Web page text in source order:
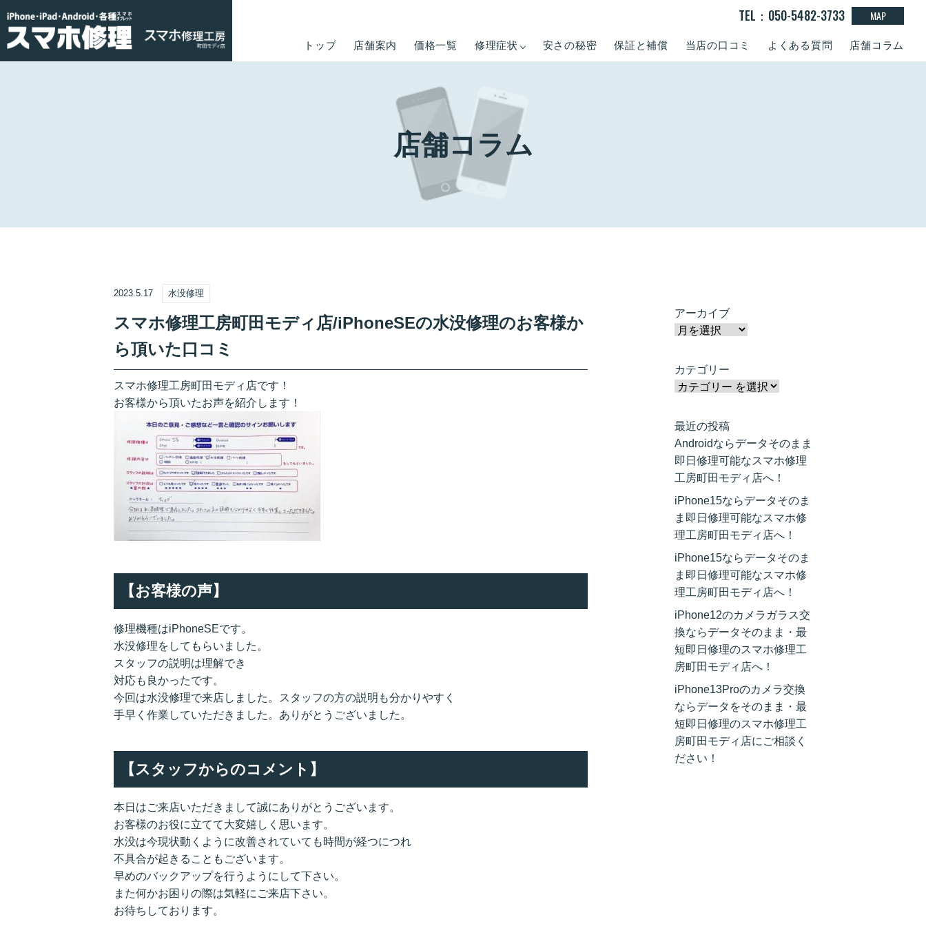
トップ 店舗案内 価格一覧 修理症状 安さの秘密 保証と補償 当店の口コミ よくある質問 店舗コラム
TEL：050-5482-3733 MAP
店舗コラム
2023.5.17 水没修理
スマホ修理工房町田モディ店/iPhoneSEの水没修理のお客様か
ら頂いた口コミ
スマホ修理工房町田モディ店です！
お客様から頂いたお声を紹介します！
【お客様の声】
修理機種はiPhoneSEです。
水没修理をしてもらいました。
スタッフの説明は理解でき
対応も良かったです。
今回は水没修理で来店しました。スタッフの方の説明も分かりやすく
手早く作業していただきました。ありがとうございました。
【スタッフからのコメント】
本日はご来店いただきまして誠にありがとうございます。
お客様のお役に立てて大変嬉しく思います。
水没は今現状動くように改善されていても時間が経つにつれ
不具合が起きることもございます。
早めのバックアップを行うようにして下さい。
また何かお困りの際は気軽にご来店下さい。
お待ちしております。
アーカイブ
カテゴリー
最近の投稿
Androidならデータそのまま
即日修理可能なスマホ修理
工房町田モディ店へ！
iPhone15ならデータそのま
ま即日修理可能なスマホ修
理工房町田モディ店へ！
iPhone15ならデータそのま
ま即日修理可能なスマホ修
理工房町田モディ店へ！
iPhone12のカメラガラス交
換ならデータそのまま・最
短即日修理のスマホ修理工
房町田モディ店へ！
iPhone13Proのカメラ交換
ならデータをそのまま・最
短即日修理のスマホ修理工
房町田モディ店にご相談く
ださい！